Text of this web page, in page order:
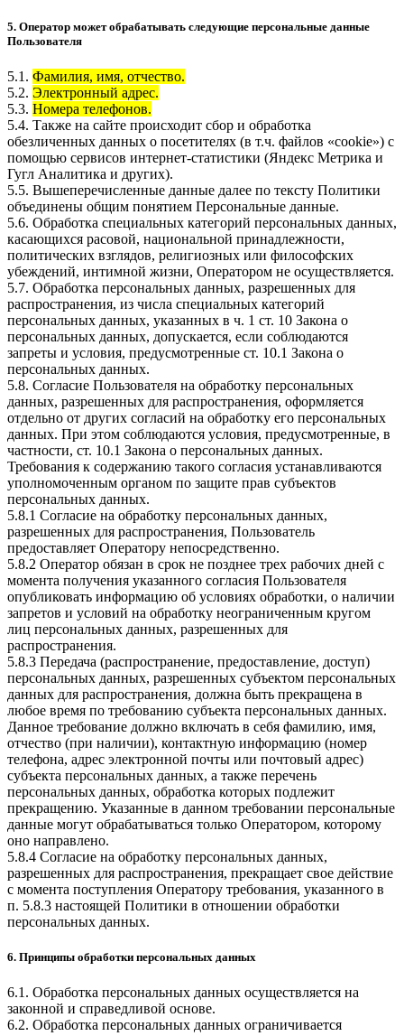
5. Оператор может обрабатывать следующие персональные данные
Пользователя
5.1. Фамилия, имя, отчество.
5.2. Электронный адрес.
5.3. Номера телефонов.
5.4. Также на сайте происходит сбор и обработка
обезличенных данных о посетителях (в т.ч. файлов «cookie») с
помощью сервисов интернет-статистики (Яндекс Метрика и
Гугл Аналитика и других).
5.5. Вышеперечисленные данные далее по тексту Политики
объединены общим понятием Персональные данные.
5.6. Обработка специальных категорий персональных данных,
касающихся расовой, национальной принадлежности,
политических взглядов, религиозных или философских
убеждений, интимной жизни, Оператором не осуществляется.
5.7. Обработка персональных данных, разрешенных для
распространения, из числа специальных категорий
персональных данных, указанных в ч. 1 ст. 10 Закона о
персональных данных, допускается, если соблюдаются
запреты и условия, предусмотренные ст. 10.1 Закона о
персональных данных.
5.8. Согласие Пользователя на обработку персональных
данных, разрешенных для распространения, оформляется
отдельно от других согласий на обработку его персональных
данных. При этом соблюдаются условия, предусмотренные, в
частности, ст. 10.1 Закона о персональных данных.
Требования к содержанию такого согласия устанавливаются
уполномоченным органом по защите прав субъектов
персональных данных.
5.8.1 Согласие на обработку персональных данных,
разрешенных для распространения, Пользователь
предоставляет Оператору непосредственно.
5.8.2 Оператор обязан в срок не позднее трех рабочих дней с
момента получения указанного согласия Пользователя
опубликовать информацию об условиях обработки, о наличии
запретов и условий на обработку неограниченным кругом
лиц персональных данных, разрешенных для
распространения.
5.8.3 Передача (распространение, предоставление, доступ)
персональных данных, разрешенных субъектом персональных
данных для распространения, должна быть прекращена в
любое время по требованию субъекта персональных данных.
Данное требование должно включать в себя фамилию, имя,
отчество (при наличии), контактную информацию (номер
телефона, адрес электронной почты или почтовый адрес)
субъекта персональных данных, а также перечень
персональных данных, обработка которых подлежит
прекращению. Указанные в данном требовании персональные
данные могут обрабатываться только Оператором, которому
оно направлено.
5.8.4 Согласие на обработку персональных данных,
разрешенных для распространения, прекращает свое действие
с момента поступления Оператору требования, указанного в
п. 5.8.3 настоящей Политики в отношении обработки
персональных данных.
6. Принципы обработки персональных данных
6.1. Обработка персональных данных осуществляется на
законной и справедливой основе.
6.2. Обработка персональных данных ограничивается